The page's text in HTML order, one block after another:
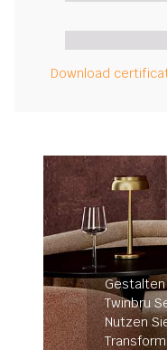
Download
Twinbru
Nutzen